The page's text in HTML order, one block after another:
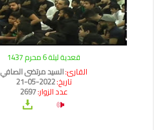
قعدية ليلة 6 محرم 1437
القارئ:السيد مرتضى الصافي
تاريخ:2022-05-21
عدد الزوار:2697